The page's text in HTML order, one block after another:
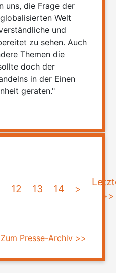
uns, die Frage der
Welt
und
zu sehen. Auch
Themen die
doch der
in der Einen
geraten."
12 13 14 >
>>
Zum Presse-Archiv >>